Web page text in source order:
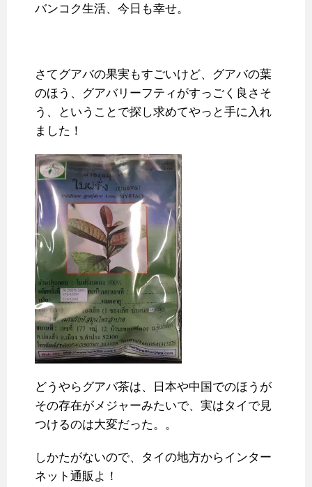
バンコク生活、今日も幸せ。
さてグアバの果実もすごいけど、グアバの葉
のほう、グアバリーフティがすっごく良さそ
う、ということで探し求めてやっと手に入れ
ました！
どうやらグアバ茶は、日本や中国でのほうが
その存在がメジャーみたいで、実はタイで見
つけるのは大変だった。。
しかたがないので、タイの地方からインター
ネット通販よ！